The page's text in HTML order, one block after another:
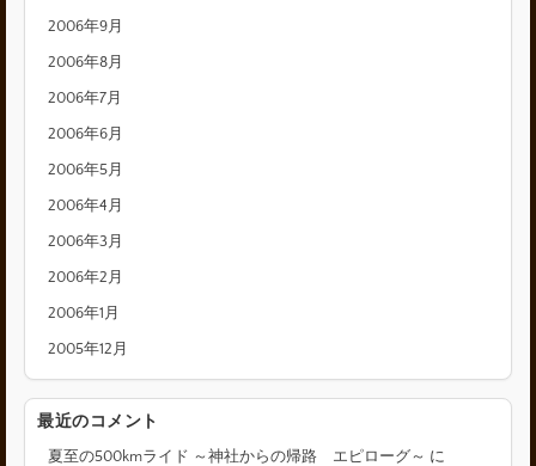
2006年9月
2006年8月
2006年7月
2006年6月
2006年5月
2006年4月
2006年3月
2006年2月
2006年1月
2005年12月
最近のコメント
夏至の500kmライド ～神社からの帰路 エピローグ～ に